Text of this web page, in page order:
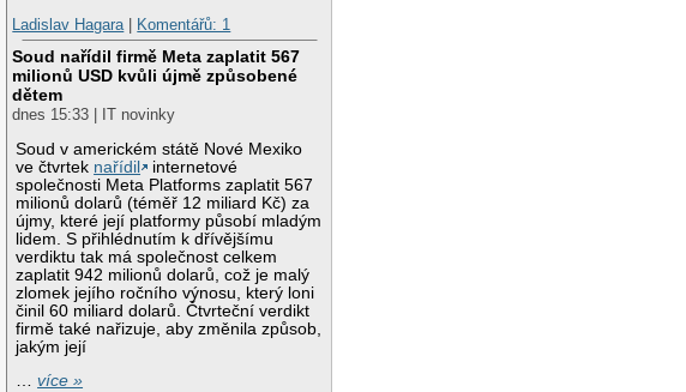
Ladislav Hagara| Komentářů: 1
Soud nařídil firmě Meta zaplatit 567
milionů USD kvůli újmě způsobené
dětem
dnes 15:33 | IT novinky
Soud v americkém státě Nové Mexiko
ve čtvrtek nařídil
internetové
společnosti Meta Platforms zaplatit 567
milionů dolarů (téměř 12 miliard Kč) za
újmy, které její platformy působí mladým
lidem. S přihlédnutím k dřívějšímu
verdiktu tak má společnost celkem
zaplatit 942 milionů dolarů, což je malý
zlomek jejího ročního výnosu, který loni
činil 60 miliard dolarů. Čtvrteční verdikt
firmě také nařizuje, aby změnila způsob,
jakým její
…více »